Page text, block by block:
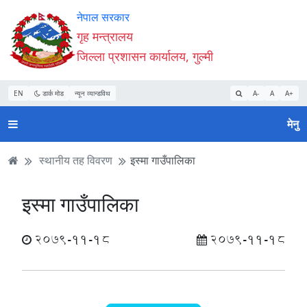
Accessibility
Mode
सुरु
गर्नुहोस्
सामाग्री
पढ्नुहाेस्
नेभिगेसन
पढ्नुहाेस्
वेबसाइट
खोजमा
जानुहोस्
नेपाल सरकार
गृह मन्त्रालय
जिल्ला प्रशासन कार्यालय, गुल्मी
EN डार्क मोड न्यून व्यान्डविथ A- A A+
मेनु
स्थानीय तह विवरण इस्मा गाउँपालिका
इस्मा गाउँपालिका
2079-11-18 2079-11-18